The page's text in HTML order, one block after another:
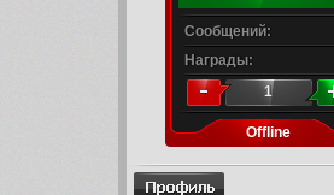
Сообщений:
Награды:
1
Offline